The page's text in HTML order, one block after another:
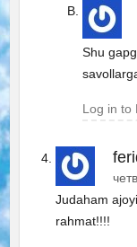
Shu
Log in to
Judaham
rahmat!!!!